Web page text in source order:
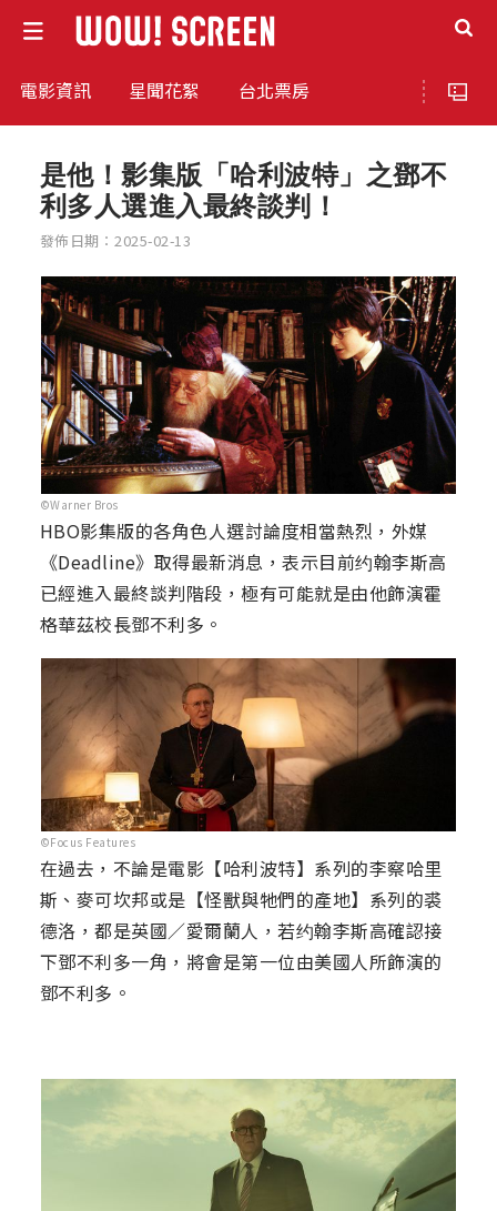
電影資訊 星聞花絮 台北票房
是他！影集版「哈利波特」之鄧不
利多人選進入最終談判！
發佈日期：2025-02-13
©Warner Bros
HBO影集版的各角色人選討論度相當熱烈，外媒
《Deadline》取得最新消息，表示目前约翰李斯高
已經進入最終談判階段，極有可能就是由他飾演霍
格華茲校長鄧不利多。
©Focus Features
在過去，不論是電影【哈利波特】系列的李察哈里
斯、麥可坎邦或是【怪獸與牠們的產地】系列的裘
德洛，都是英國／愛爾蘭人，若约翰李斯高確認接
下鄧不利多一角，將會是第一位由美國人所飾演的
鄧不利多。